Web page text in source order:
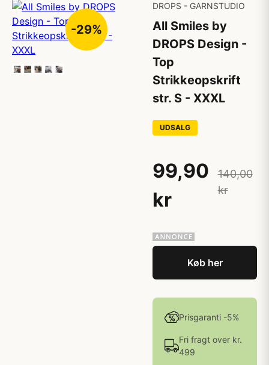
-29%
DROPS - GARNSTUDIO
All Smiles by
DROPS Design -
Top
Strikkeopskrift
str. S - XXXL
UDSALG
99,90
kr
140,00
kr
Køb her
Prisgaranti -5%
Fri fragt over kr.
499